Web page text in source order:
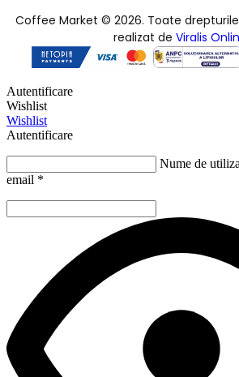
Coffee Market © 2026. Toate
realizat de Viralis
Autentificare
Wishlist
Wishlist
Autentificare
Nume de
email *